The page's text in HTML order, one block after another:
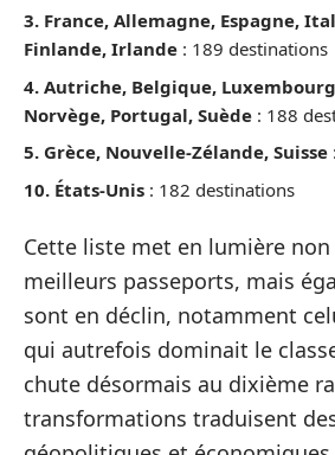
3. France, Allemagne, Espagne,
Finlande, Irlande : 189 destinations
4. Autriche, Belgique,
Norvège, Portugal, Suède : 188
5. Grèce, Nouvelle-Zélande, Suisse
10. États-Unis : 182 destinations
Cette liste met en lumière
meilleurs passeports, mais
sont en déclin, notamment
qui autrefois dominait le
chute désormais au dixième
transformations traduisent